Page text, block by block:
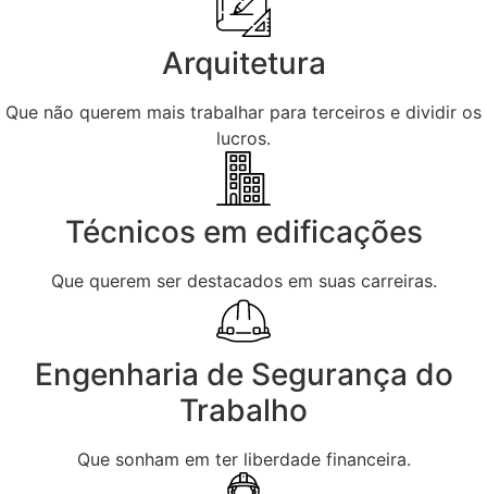
Arquitetura
Que não querem mais trabalhar para terceiros e dividir os
lucros.
Técnicos em edificações
Que querem ser destacados em suas carreiras.
Engenharia de Segurança do
Trabalho
Que sonham em ter liberdade financeira.